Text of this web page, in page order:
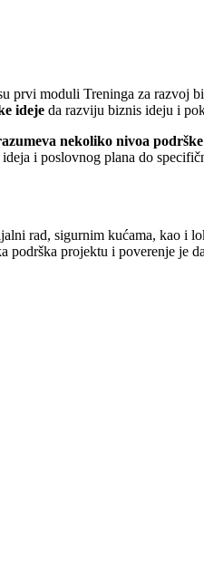
prvi moduli Treninga za razvoj
ideje da razviju biznis ideju i
nekoliko nivoa
i poslovnog plana do
rad, sigurnim kućama, kao i
podrška projektu i poverenje je